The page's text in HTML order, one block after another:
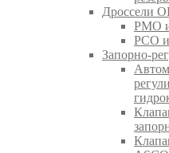
Дроссели
РМО
РСО и
Запорно-